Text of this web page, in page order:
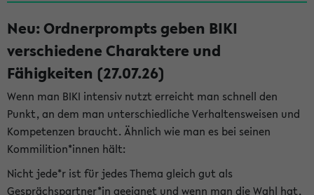
Neu: Ordnerprompts geben BIKI
verschiedene Charaktere und
Fähigkeiten (27.07.26)
Wenn man BIKI intensiv nutzt erreicht man schnell den
Punkt, an dem man unterschiedliche Verhaltensweisen und
Kompetenzen braucht. Ähnlich wie man es bei seinen
Kommilition*innen hält:
Nicht jede*r ist für jedes Thema gleich gut als
Gesprächspartner*in geeignet und wenn man die Wahl hat,